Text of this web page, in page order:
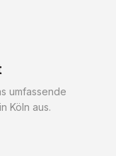
umfassende
Köln aus.